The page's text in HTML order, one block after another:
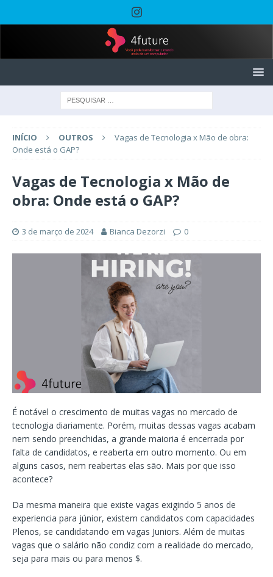
INÍCIO OUTROS
Vagas de Tecnologia x Mão de obra:
Onde está o GAP?
Vagas de Tecnologia x Mão de
obra: Onde está o GAP?
3 de março de 2024 Bianca Dezorzi 0
É notável o crescimento de muitas vagas no mercado de
tecnologia diariamente. Porém, muitas dessas vagas acabam
nem sendo preenchidas, a grande maioria é encerrada por
falta de candidatos, e reaberta em outro momento. Ou em
alguns casos, nem reabertas elas são. Mais por que isso
acontece?
Da mesma maneira que existe vagas exigindo 5 anos de
experiencia para júnior, existem candidatos com capacidades
Plenos, se candidatando em vagas Juniors. Além de muitas
vagas que o salário não condiz com a realidade do mercado,
seja para mais ou para menos $.